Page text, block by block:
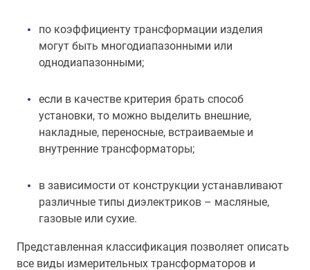
по коэффициенту трансформации изделия
могут быть многодиапазонными или
однодиапазонными;
если в качестве критерия брать способ
установки, то можно выделить внешние,
накладные, переносные, встраиваемые и
внутренние трансформаторы;
в зависимости от конструкции устанавливают
различные типы диэлектриков – масляные,
газовые или сухие.
Представленная классификация позволяет описать
все виды измерительных трансформаторов и